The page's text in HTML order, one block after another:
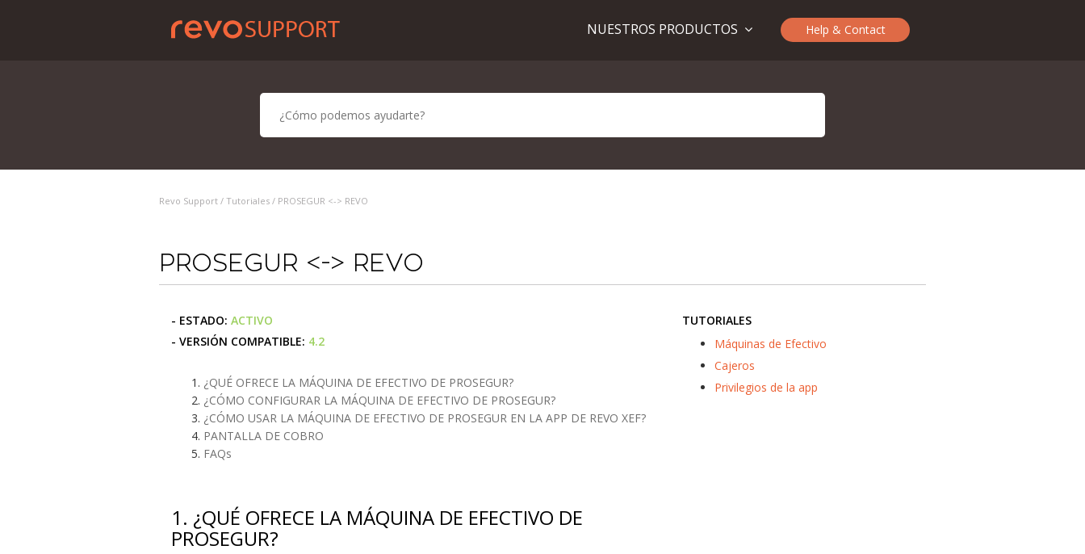
Help & Contact
NUESTROS PRODUCTOS
Revo Support / Tutoriales / PROSEGUR <-> REVO
PROSEGUR <-> REVO
- ESTADO: ACTIVO
- VERSIÓN COMPATIBLE: 4.2
¿QUÉ OFRECE LA MÁQUINA DE EFECTIVO DE PROSEGUR?
¿CÓMO CONFIGURAR LA MÁQUINA DE EFECTIVO DE PROSEGUR?
¿CÓMO USAR LA MÁQUINA DE EFECTIVO DE PROSEGUR EN LA APP DE REVO XEF?
PANTALLA DE COBRO
FAQs
1. ¿QUÉ OFRECE LA MÁQUINA DE EFECTIVO DE
PROSEGUR?
TUTORIALES
Máquinas de Efectivo
Cajeros
Privilegios de la app